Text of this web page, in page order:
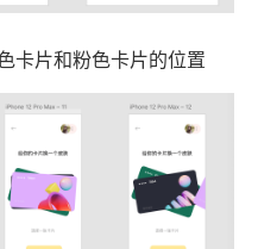
卡片和粉色卡片的位置